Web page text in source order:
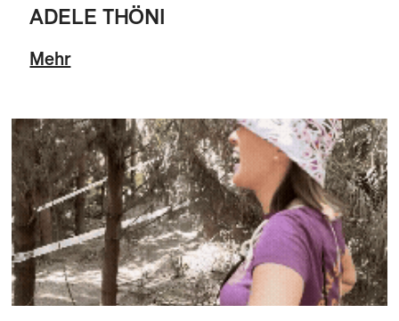
ADELE THÖNI
Mehr